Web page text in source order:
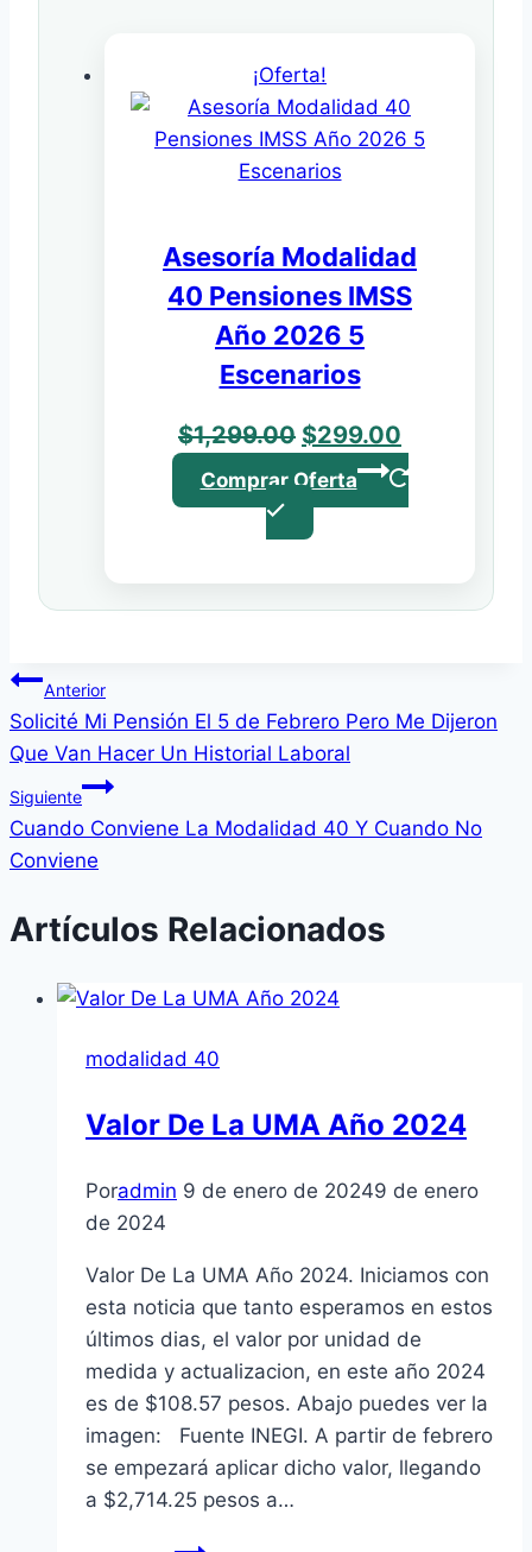
¡Oferta!
Asesoría Modalidad
40 Pensiones IMSS
Año 2026 5
Escenarios
$1,299.00 El
precio
original
era:
$1,299.00.
$299.00
precio
actual
$299.00.
Comprar Oferta
Navegación
de
entradas
Anterior
Solicité Mi Pensión El 5 de Febrero Pero Me Dijeron
Que Van Hacer Un Historial Laboral
Siguiente
Cuando Conviene La Modalidad 40 Y Cuando No
Conviene
Artículos Relacionados
modalidad 40
Valor De La UMA Año 2024
Poradmin 9 de enero de 20249 de enero
de 2024
Valor De La UMA Año 2024. Iniciamos con
esta noticia que tanto esperamos en estos
últimos dias, el valor por unidad de
medida y actualizacion, en este año 2024
es de $108.57 pesos. Abajo puedes ver la
imagen: Fuente INEGI. A partir de febrero
se empezará aplicar dicho valor, llegando
a $2,714.25 pesos a…